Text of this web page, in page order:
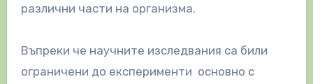
различни части на организма.
Въпреки че научните изследвания са били
ограничени до експерименти основно с